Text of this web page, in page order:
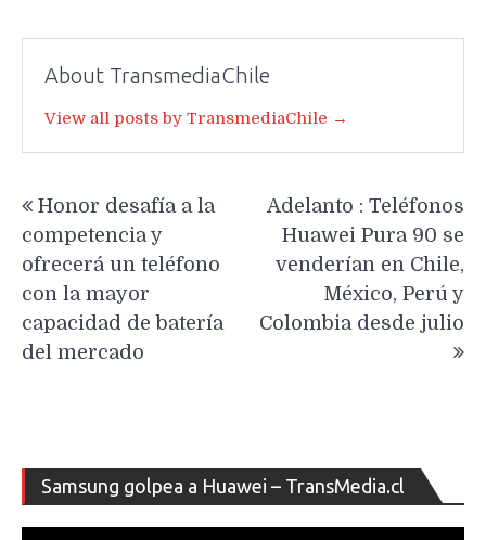
About TransmediaChile
View all posts by TransmediaChile →
entradas
Honor desafía a la
competencia y
ofrecerá un teléfono
con la mayor
capacidad de batería
del mercado
Adelanto : Teléfonos
Huawei Pura 90 se
venderían en Chile,
México, Perú y
Colombia desde julio
Samsung golpea a Huawei – TransMedia.cl
de